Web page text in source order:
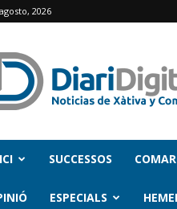
2026
SUCCESSOS
ESPECIALS